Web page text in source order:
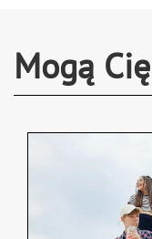
Mogą